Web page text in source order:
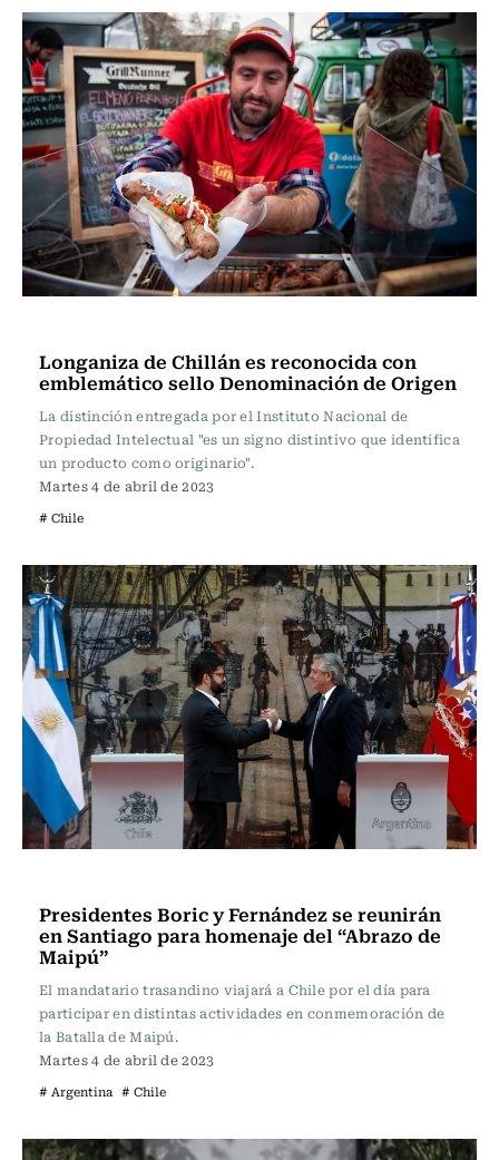
Longaniza de Chillán es reconocida con
emblemático sello Denominación de Origen
La distinción entregada por el Instituto Nacional de
Propiedad Intelectual "es un signo distintivo que identifica
un producto como originario".
Martes 4 de abril de 2023
# Chile
Presidentes Boric y Fernández se reunirán
en Santiago para homenaje del “Abrazo de
Maipú”
El mandatario trasandino viajará a Chile por el día para
participar en distintas actividades en conmemoración de
la Batalla de Maipú.
Martes 4 de abril de 2023
# Argentina # Chile